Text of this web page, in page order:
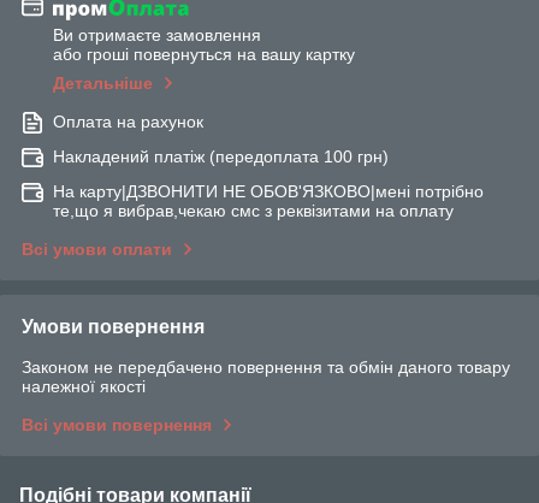
Ви отримаєте замовлення
або гроші повернуться на вашу картку
Детальніше
Оплата на рахунок
Накладений платіж (передоплата 100 грн)
На карту|ДЗВОНИТИ НЕ ОБОВ'ЯЗКОВО|мені потрібно
те,що я вибрав,чекаю смс з реквізитами на оплату
Всі умови оплати
Умови повернення
Законом не передбачено повернення та обмін даного товару
належної якості
Всі умови повернення
Подібні товари компанії